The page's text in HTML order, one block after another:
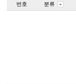
번호 분류